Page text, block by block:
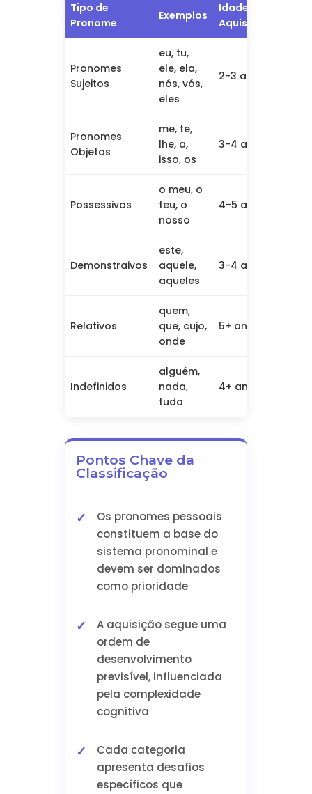
Tipo de
Pronome
Exemplos
Idade de
Aquisição
Pronomes
Sujeitos
eu, tu,
ele, ela,
nós, vós,
eles
2-3 anos
Pronomes
Objetos
me, te,
lhe, a,
isso, os
3-4 anos
Possessivos
o meu, o
teu, o
nosso
4-5 anos
Demonstraivos
este,
aquele,
aqueles
3-4 anos
Relativos
quem,
que, cujo,
onde
5+ anos
Indefinidos
alguém,
nada,
tudo
4+ anos
Pontos Chave da
Classificação
Os pronomes pessoais
constituem a base do
sistema pronominal e
devem ser dominados
como prioridade
A aquisição segue uma
ordem de
desenvolvimento
previsível, influenciada
pela complexidade
cognitiva
Cada categoria
apresenta desafios
específicos que